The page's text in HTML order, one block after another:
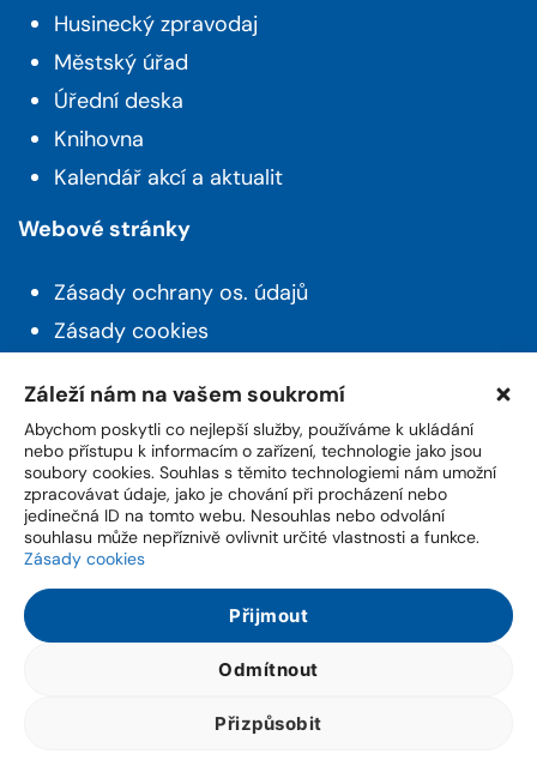
Záleží nám na vašem soukromí
Abychom poskytli co nejlepší služby, používáme k ukládání
nebo přístupu k informacím o zařízení, technologie jako jsou
soubory cookies. Souhlas s těmito technologiemi nám umožní
zpracovávat údaje, jako je chování při procházení nebo
jedinečná ID na tomto webu. Nesouhlas nebo odvolání
souhlasu může nepříznivě ovlivnit určité vlastnosti a funkce.
Zásady cookies
Přijmout
Odmítnout
Přizpůsobit
Husinecký zpravodaj
Městský úřad
Úřední deska
Knihovna
Kalendář akcí a aktualit
Webové stránky
Zásady ochrany os. údajů
Zásady cookies
Novinky z Husince
Máte zájem o aktuality a novinky ze života z
města? Přihlašte se k odběru našeho newsletteru.
Přihlášením potvrzuji souhlas, že jsem se seznámil(a) seZásadami